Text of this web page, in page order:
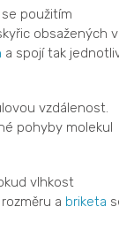
použitím
obsažených v
a spojí tak
vzdálenost.
pohyby molekul
vlhkost
a briketa